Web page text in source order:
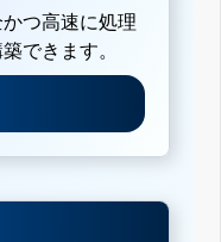
つ高速に処理
できます。